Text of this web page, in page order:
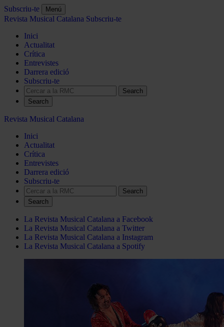
Subscriu-te Menú
Revista Musical Catalana Subscriu-te
Inici
Actualitat
Crítica
Entrevistes
Darrera edició
Subscriu-te
Search
Revista Musical Catalana
Inici
Actualitat
Crítica
Entrevistes
Darrera edició
Subscriu-te
Search
La Revista Musical Catalana a Facebook
La Revista Musical Catalana a Twitter
La Revista Musical Catalana a Instagram
La Revista Musical Catalana a Spotify